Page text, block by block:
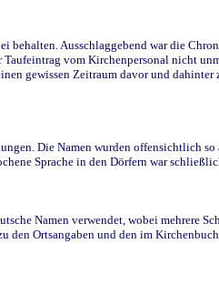
Ausschlaggebend war die
Taufeintrag vom Kirchenpersonal nicht
gewissen Zeitraum davor und
Die Namen wurden offensichtlich
Sprache in den Dörfern war
Namen verwendet, wobei mehrere
den Ortsangaben und den im